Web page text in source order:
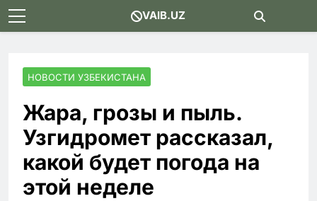
Skip
to
VAIB.UZ
НОВОСТИ УЗБЕКИСТАНА
Жара, грозы и пыль.
Узгидромет рассказал,
какой будет погода на
этой неделе